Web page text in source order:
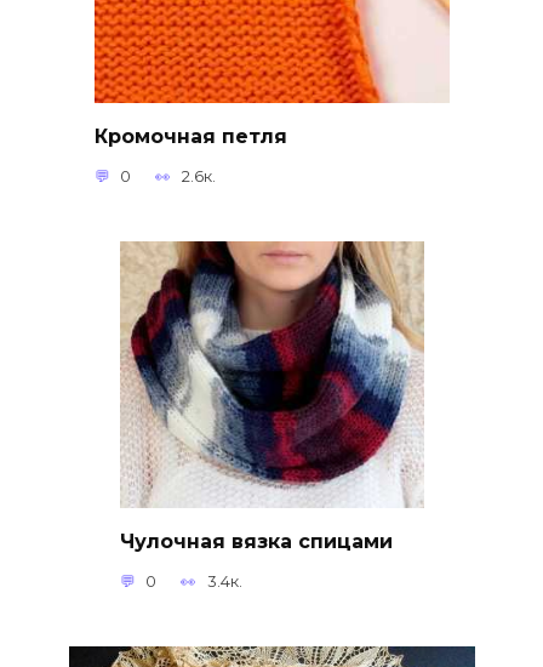
Кромочная петля
0 2.6к.
Чулочная вязка спицами
0 3.4к.